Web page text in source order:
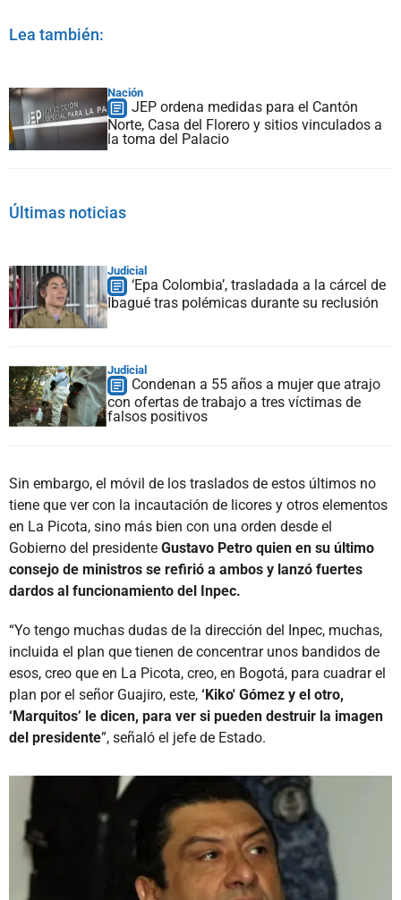
Lea también:
Nación
JEP ordena medidas para el Cantón
Norte, Casa del Florero y sitios vinculados a
la toma del Palacio
Últimas noticias
Judicial
‘Epa Colombia’, trasladada a la cárcel de
Ibagué tras polémicas durante su reclusión
Judicial
Condenan a 55 años a mujer que atrajo
con ofertas de trabajo a tres víctimas de
falsos positivos
Sin embargo, el móvil de los traslados de estos últimos no
tiene que ver con la incautación de licores y otros elementos
en La Picota, sino más bien con una orden desde el
Gobierno del presidente Gustavo Petro quien en su último
consejo de ministros se refirió a ambos y lanzó fuertes
dardos al funcionamiento del Inpec.
“Yo tengo muchas dudas de la dirección del Inpec, muchas,
incluida el plan que tienen de concentrar unos bandidos de
esos, creo que en La Picota, creo, en Bogotá, para cuadrar el
plan por el señor Guajiro, este, ‘Kiko' Gómez y el otro,
‘Marquitos’ le dicen, para ver si pueden destruir la imagen
del presidente”, señaló el jefe de Estado.